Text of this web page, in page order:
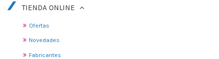
TIENDA ONLINE
Ofertas
Novedades
Fabricantes